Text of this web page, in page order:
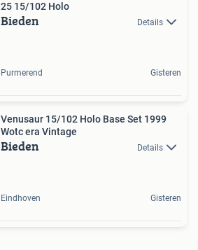
25 15/102 Holo
Bieden Details
Purmerend Gisteren
Venusaur 15/102 Holo Base Set 1999
Wotc era Vintage
Bieden Details
Eindhoven Gisteren